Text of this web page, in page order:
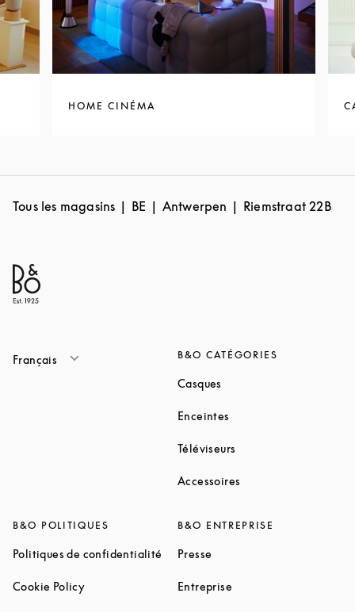
HOME CINÉMA
Tous les magasins BE Antwerpen Riemstraat 22B
Français B&O CATÉGORIES
Casques
Enceintes
Téléviseurs
Accessoires
B&O POLITIQUES
Politiques de confidentialité Link Opens in New Tab
Cookie PolicyLink Opens in New Tab
B&O ENTREPRISE
Presse
Entreprise